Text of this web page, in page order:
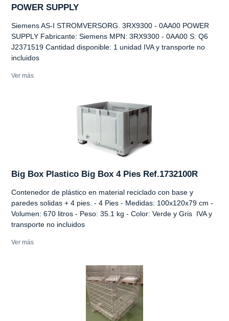
POWER SUPPLY
Siemens AS-I STROMVERSORG. 3RX9300 - 0AA00 POWER
SUPPLY Fabricante: Siemens MPN: 3RX9300 - 0AA00 S: Q6
J2371519 Cantidad disponible: 1 unidad IVA y transporte no
incluidos
Ver más
Big Box Plastico Big Box 4 Pies Ref.1732100R
Contenedor de plástico en material reciclado con base y
paredes solidas + 4 pies. - 4 Pies - Medidas: 100x120x79 cm -
Volumen: 670 litros - Peso: 35.1 kg - Color: Verde y Gris IVA y
transporte no incluidos
Ver más